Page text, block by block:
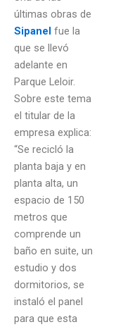
últimas obras de
Sipanel fue la
que se llevó
adelante en
Parque Leloir.
Sobre este tema
el titular de la
empresa explica:
“Se recicló la
planta baja y en
planta alta, un
espacio de 150
metros que
comprende un
baño en suite, un
estudio y dos
dormitorios, se
instaló el panel
para que esta